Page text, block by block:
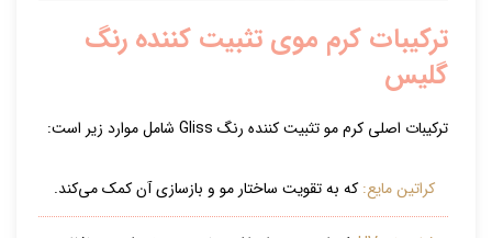
ترکیبات کرم موی تثبیت کننده رنگ
گلیس
ترکیبات اصلی کرم مو تثبیت کننده رنگ Gliss شامل موارد زیر است:
کراتین مایع: که به تقویت ساختار مو و بازسازی آن کمک می‌کند.